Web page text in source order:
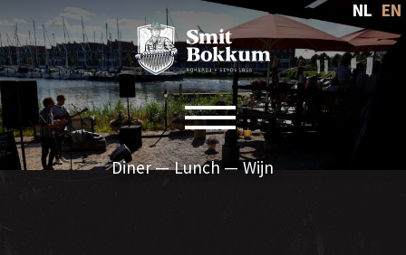
NL EN
Diner Lunch Wijn
Toggle navigation